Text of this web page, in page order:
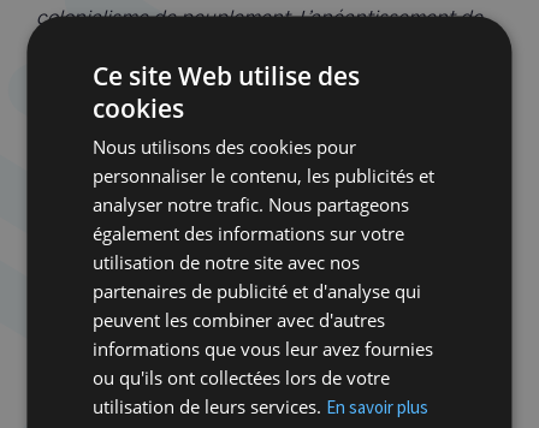
colonialisme de peuplement. L’anéantissement de
économie, de son architecture, de son futur même,
en est la preuve tangible.
La question est alors de savoir si cette grille de
lecture éclaire réellement la réalité historique et
politique israélo-palestinienne, mais aussi ce qu’elle
risque d’obscurcir. Car en assimilant le sionisme à
une simple entreprise coloniale, cette
interprétation néglige l’une de ses dimensions
essentielles : son caractère de mouvement national
visant l’autodétermination du peuple juif. Le conflit
israélo-palestinien ne saurait être réduit à
l’opposition entre colonisateurs et colonisés. Il met
Ce site Web utilise des
cookies
Nous utilisons des cookies pour
personnaliser le contenu, les publicités et
analyser notre trafic. Nous partageons
également des informations sur votre
utilisation de notre site avec nos
partenaires de publicité et d'analyse qui
peuvent les combiner avec d'autres
informations que vous leur avez fournies
ou qu'ils ont collectées lors de votre
utilisation de leurs services. En savoir plus